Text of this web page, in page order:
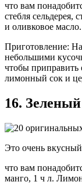
что вам
стебля
и оливковое масло.
Приготовление:
небольшими
чтобы приправить
лимонный сок и
16.
Это очень
что вам
манго, 1 ч л.